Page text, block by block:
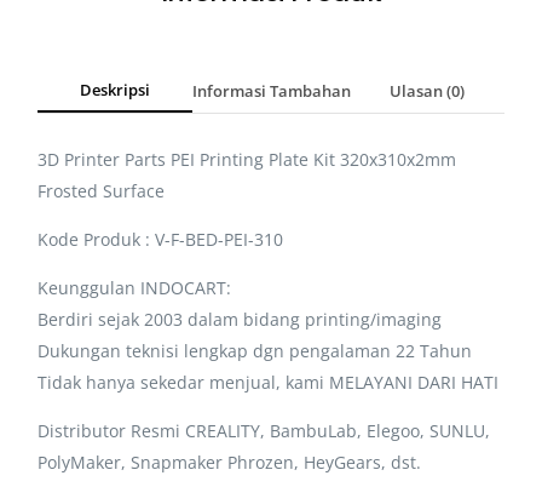
Deskripsi Informasi Tambahan Ulasan (0)
3D Printer Parts PEI Printing Plate Kit 320x310x2mm
Frosted Surface
Kode Produk : V-F-BED-PEI-310
Keunggulan INDOCART:
Berdiri sejak 2003 dalam bidang printing/imaging
Dukungan teknisi lengkap dgn pengalaman 22 Tahun
Tidak hanya sekedar menjual, kami MELAYANI DARI HATI
Distributor Resmi CREALITY, BambuLab, Elegoo, SUNLU,
PolyMaker, Snapmaker Phrozen, HeyGears, dst.